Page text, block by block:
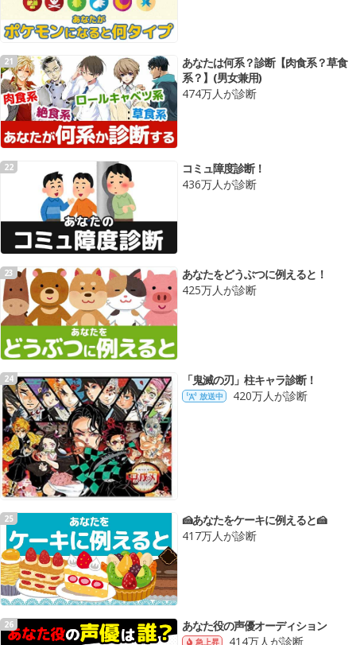
21
あなたは何系？診断【肉食系？草食
系？】(男女兼用)
474万人が診断
22
コミュ障度診断！
436万人が診断
23
あなたをどうぶつに例えると！
425万人が診断
24 「鬼滅の刃」柱キャラ診断！
放送中 420万人が診断
25
🍰あなたをケーキに例えると🍰
417万人が診断
26 あなた役の声優オーディション
急上昇 414万人が診断